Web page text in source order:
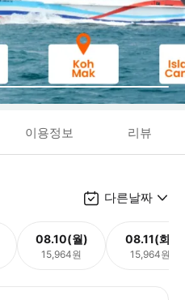
이용정보 리뷰
다른날짜
08.10(월)
15,964원
08.11(화)
15,964원